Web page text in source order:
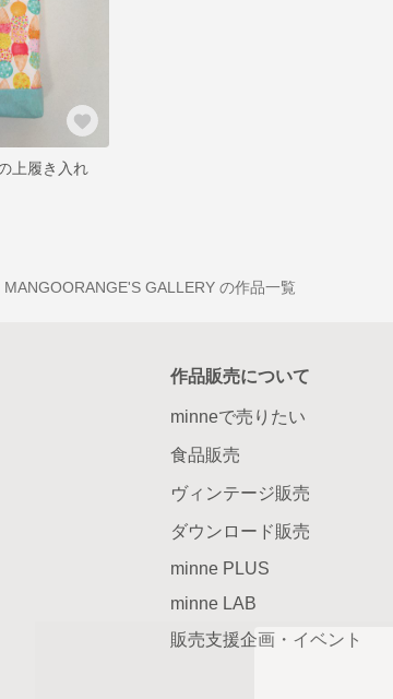
上履き入れ
MANGOORANGE'S GALLERY の作品一覧
作品販売について
minneで売りたい
食品販売
ヴィンテージ販売
ダウンロード販売
minne PLUS
minne LAB
販売支援企画・イベント